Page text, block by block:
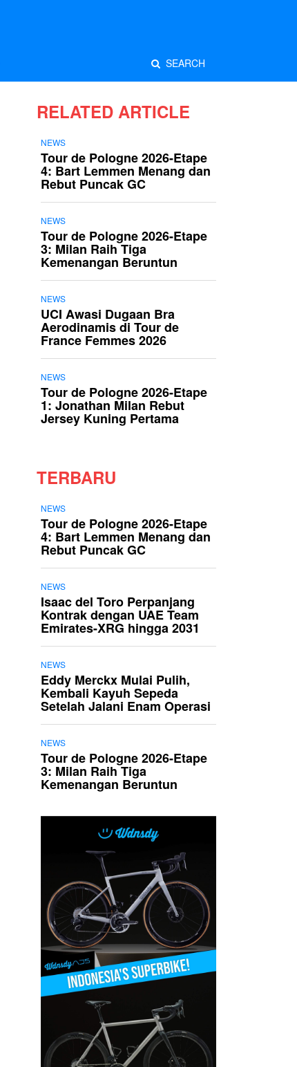
SEARCH
RELATED ARTICLE
NEWS
Tour de Pologne 2026-Etape
4: Bart Lemmen Menang dan
Rebut Puncak GC
NEWS
Tour de Pologne 2026-Etape
3: Milan Raih Tiga
Kemenangan Beruntun
NEWS
UCI Awasi Dugaan Bra
Aerodinamis di Tour de
France Femmes 2026
NEWS
Tour de Pologne 2026-Etape
1: Jonathan Milan Rebut
Jersey Kuning Pertama
TERBARU
NEWS
Tour de Pologne 2026-Etape
4: Bart Lemmen Menang dan
Rebut Puncak GC
NEWS
Isaac del Toro Perpanjang
Kontrak dengan UAE Team
Emirates-XRG hingga 2031
NEWS
Eddy Merckx Mulai Pulih,
Kembali Kayuh Sepeda
Setelah Jalani Enam Operasi
NEWS
Tour de Pologne 2026-Etape
3: Milan Raih Tiga
Kemenangan Beruntun